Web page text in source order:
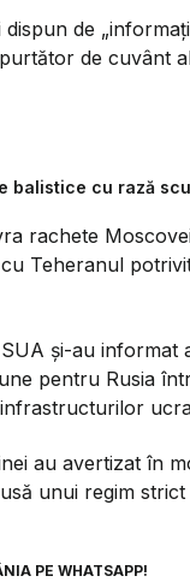
de
de cuvânt
balistice cu rază
rachete
Teheranul
şi-au informat
pentru Rusia
au avertizat în
unui regim strict
PE WHATSAPP!